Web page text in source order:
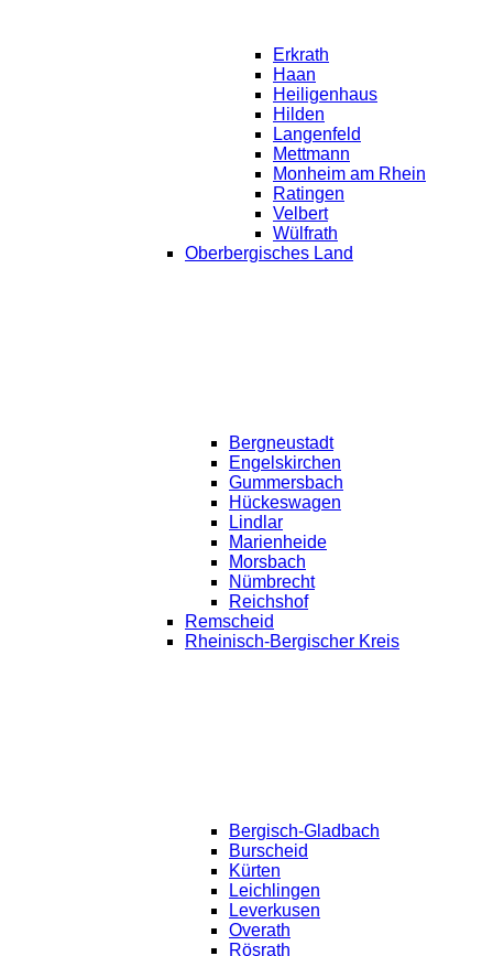
Erkrath
Haan
Heiligenhaus
Hilden
Langenfeld
Mettmann
Monheim am Rhein
Ratingen
Velbert
Wülfrath
Oberbergisches Land
Bergneustadt
Engelskirchen
Gummersbach
Hückeswagen
Lindlar
Marienheide
Morsbach
Nümbrecht
Reichshof
Remscheid
Rheinisch-Bergischer Kreis
Bergisch-Gladbach
Burscheid
Kürten
Leichlingen
Leverkusen
Overath
Rösrath